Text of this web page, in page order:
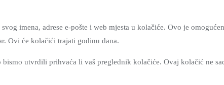
imena, adrese e-pošte i web mjesta u kolačiće. Ovo je
Ovi će kolačići trajati godinu dana.
utvrdili prihvaća li vaš preglednik kolačiće. Ovaj kolačić ne